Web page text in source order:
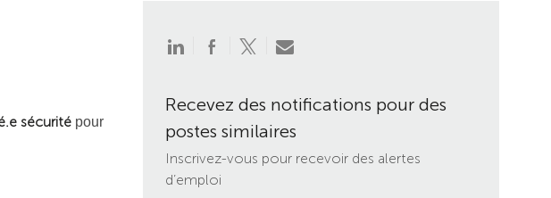
sécurité pour
PartagerPartagerPartagerPartager
mail
Recevez des notifications pour des
postes similaires
Inscrivez-vous pour recevoir des alertes
d’emploi